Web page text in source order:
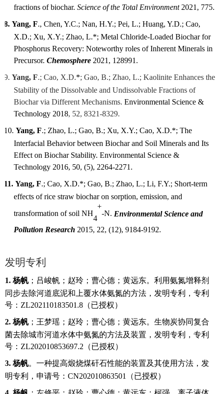
fractions of biochar. Science of the Total Environment 2021, 775.
8. Yang, F., Chen, Y.C.; Nan, H.Y.; Pei, L.; Huang, Y.D.; Cao,
X.D.; Xu, X.Y.; Zhao, L.*; Metal Chloride-Loaded Biochar for
Phosphorus Recovery: Noteworthy roles of Inherent Minerals in
Precursor. Chemosphere 2021, 128991.
9. Yang, F.; Cao, X.D.*; Gao, B.; Zhao, L.; Kaolinite Enhances the
Stability of the Dissolvable and Undissolvable Fractions of
Biochar via Different Mechanisms. Environmental Science &
Technology 2018, 52, 8321-8329.
10. Yang, F.; Zhao, L.; Gao, B.; Xu, X.Y.; Cao, X.D.*; The
Interfacial Behavior between Biochar and Soil Minerals and Its
Effect on Biochar Stability. Environmental Science &
Technology 2016, 50, (5), 2264-2271.
11. Yang, F.; Cao, X.D.*; Gao, B.; Zhao, L.; Li, F.Y.; Short-term
effects of rice straw biochar on sorption, emission, and
transformation of soil NH
4
+
-N. Environmental Science and
Pollution Research 2015, 22, (12), 9184-9192.
发明专利
1. 杨帆；吕峻帆；赵玲；曹心德；黄远东。利用氨氮增释剂
同步去除河道底泥和上覆水体氨氮的方法，发明专利，专利
号： ZL202110183501.8（已授权）
2. 杨帆；王梦瑶；赵玲；曹心德；黄远东。生物炭协同复合
菌去除城市河道水体中氨氮的方法及装置，发明专利，专利
号： ZL202010853697.2（已授权）
3. 杨帆。一种提高煅烧煤矸石性能的装置及其使用方法，发
明专利，申请号： CN202010863501
（已授权）